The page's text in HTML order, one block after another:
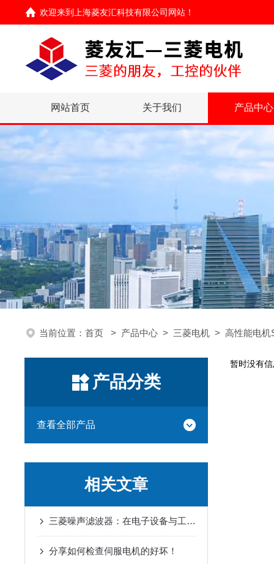
欢迎来到 上海菱友汇科技有限公司网站 ！
网站首页 关于我们 产品中心
当前位置： 首页 > 产品中心 > 三菱电机 > 高性能电机
产品分类
查看全部产品
相关文章
三菱噪声滤波器：在电子设备与工业自动化中实现电磁兼容性提升的关键工具
分享如何检查伺服电机的好坏！
暂时没有